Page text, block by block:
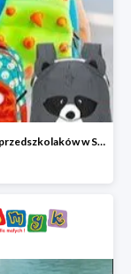
Plecaki dla przedszkolaków w Smyku do -40%